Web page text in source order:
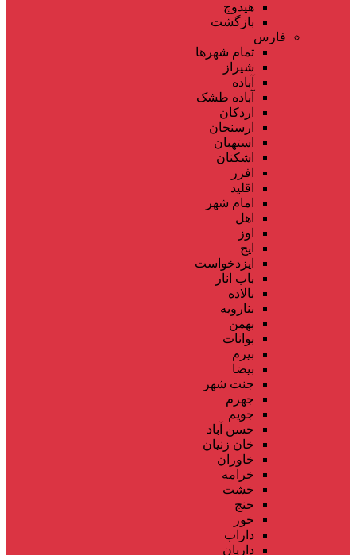
هیدوچ
بازگشت
فارس
تمام شهر‌ها
شیراز
آباده
آباده طشک
اردکان
ارسنجان
استهبان
اشکنان
افزر
اقلید
امام شهر
اهل
اوز
ایج
ایزدخواست
باب انار
بالاده
بنارویه
بهمن
بوانات
بیرم
بیضا
جنت شهر
جهرم
جویم
حسن آباد
خان زنیان
خاوران
خرامه
خشت
خنج
خور
داراب
داریان